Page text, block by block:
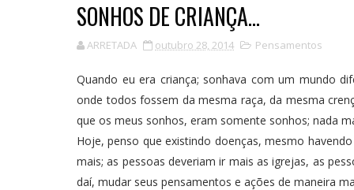
SONHOS DE CRIANÇA...
ARRETADA outubro 28, 2014 Pensamentos
Quando eu era criança; sonhava com um mundo
onde todos fossem da mesma raça, da mesma
que os meus sonhos, eram somente sonhos; nada
Hoje, penso que existindo doenças, mesmo
mais; as pessoas deveriam ir mais as igrejas, as
daí, mudar seus pensamentos e ações de maneira